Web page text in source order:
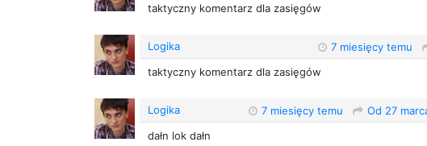
taktyczny komentarz dla zasięgów
Logika 7 miesięcy temu
taktyczny komentarz dla zasięgów
Logika 7 miesięcy temu Od 27
dałn lok dałn